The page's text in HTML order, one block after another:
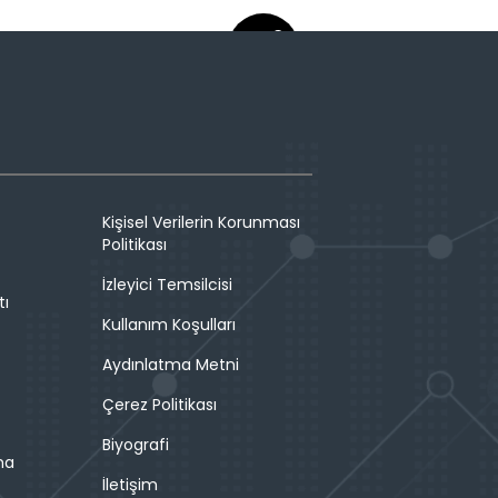
Kişisel Verilerin Korunması
Politikası
İzleyici Temsilcisi
Kullanım Koşulları
Aydınlatma Metni
Çerez Politikası
Biyografi
İletişim